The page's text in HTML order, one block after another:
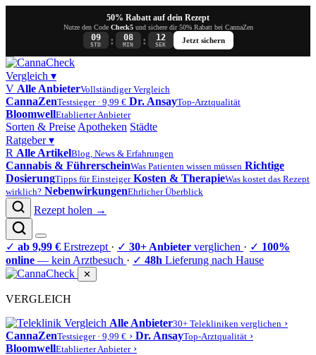
50% Rabatt auf dein Rezept
Nutze den Code Check5und sichere dir 50% Rabatt bei CannaZen
09
STD : 08
MIN : 12
SEK
Jetzt sichern
Vergleich ▾
V Alle AnbieterVollständiger Vergleich
CannaZenTestsieger · 9,99 € Dr. AnsayTop-Arztqualität
BloomwellEtablierter Anbieter
Sorten & Preise Apotheken Städte
Ratgeber▾
R Alle ArtikelBlog, News & Erfahrungen
Cannabis & FührerscheinWas Patienten wissen müssen Richtige
DosierungTipps für Einsteiger Kosten & TherapieWas kostet das Rezept
wirklich? NebenwirkungenEhrlicher Überblick
Rezept holen →
✓ ab 9,99 € Erstrezept · ✓ 30+ Anbieter verglichen · ✓ 100%
online — kein Arztbesuch · ✓ 48h Lieferung nach Hause
✕
VERGLEICH
Alle Anbieter30+ Telekliniken verglichen ›
CannaZenTestsieger · 9,99 € › Dr. AnsayTop-Arztqualität ›
BloomwellEtablierter Anbieter ›